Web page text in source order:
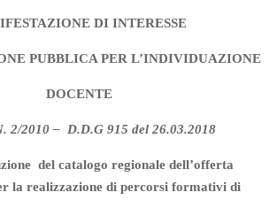
DI INTERESSE
PUBBLICA PER L’INDIVIDUAZIONE
DOCENTE
2/2010 – D.D.G 915 del 26.03.2018
del catalogo regionale dell’offerta
la realizzazione di percorsi formativi di